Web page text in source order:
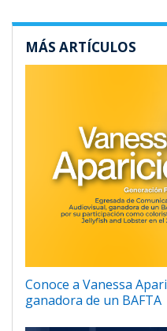
MÁS ARTÍCULOS
Conoce a Vanessa
ganadora de un BAFTA